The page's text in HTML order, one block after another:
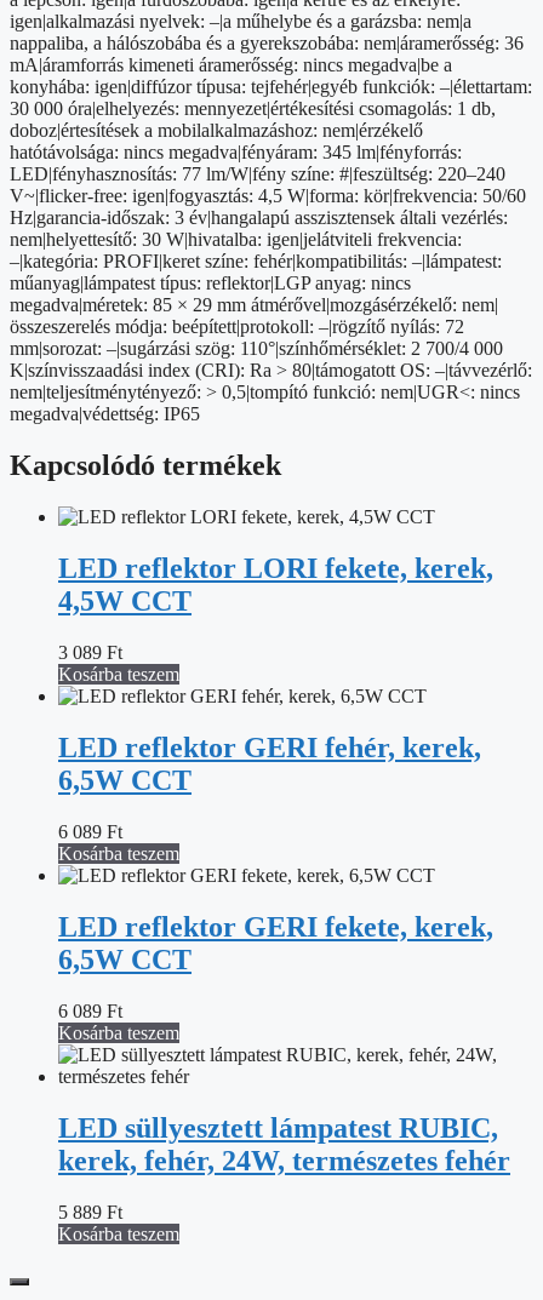
igen|alkalmazási nyelvek: –|a műhelybe és a garázsba: nem|a
nappaliba, a hálószobába és a gyerekszobába: nem|áramerősség: 36
mA|áramforrás kimeneti áramerősség: nincs megadva|be a
konyhába: igen|diffúzor típusa: tejfehér|egyéb funkciók: –|élettartam:
30 000 óra|elhelyezés: mennyezet|értékesítési csomagolás: 1 db,
doboz|értesítések a mobilalkalmazáshoz: nem|érzékelő
hatótávolsága: nincs megadva|fényáram: 345 lm|fényforrás:
LED|fényhasznosítás: 77 lm/W|fény színe: #|feszültség: 220–240
V~|flicker-free: igen|fogyasztás: 4,5 W|forma: kör|frekvencia: 50/60
Hz|garancia-időszak: 3 év|hangalapú asszisztensek általi vezérlés:
nem|helyettesítő: 30 W|hivatalba: igen|jelátviteli frekvencia:
–|kategória: PROFI|keret színe: fehér|kompatibilitás: –|lámpatest:
műanyag|lámpatest típus: reflektor|LGP anyag: nincs
megadva|méretek: 85 × 29 mm átmérővel|mozgásérzékelő: nem|
összeszerelés módja: beépített|protokoll: –|rögzítő nyílás: 72
mm|sorozat: –|sugárzási szög: 110°|színhőmérséklet: 2 700/4 000
K|színvisszaadási index (CRI): Ra > 80|támogatott OS: –|távvezérlő:
nem|teljesítménytényező: > 0,5|tompító funkció: nem|UGR<: nincs
megadva|védettség: IP65
Kapcsolódó termékek
LED reflektor LORI fekete, kerek,
4,5W CCT
3 089 Ft
Kosárba teszem
LED reflektor GERI fehér, kerek,
6,5W CCT
6 089 Ft
Kosárba teszem
LED reflektor GERI fekete, kerek,
6,5W CCT
6 089 Ft
Kosárba teszem
LED süllyesztett lámpatest RUBIC,
kerek, fehér, 24W, természetes fehér
5 889 Ft
Kosárba teszem